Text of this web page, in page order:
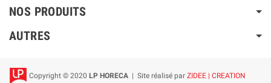
NOS PRODUITS
AUTRES
Copyright © 2020 LP HORECA | Site réalisé par ZIDEE | CREATION